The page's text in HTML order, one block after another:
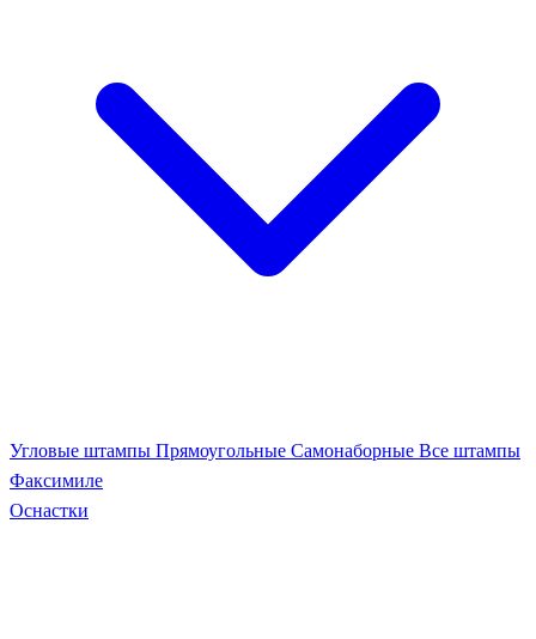
Угловые штампы Прямоугольные Самонаборные Все штампы
Факсимиле
Оснастки